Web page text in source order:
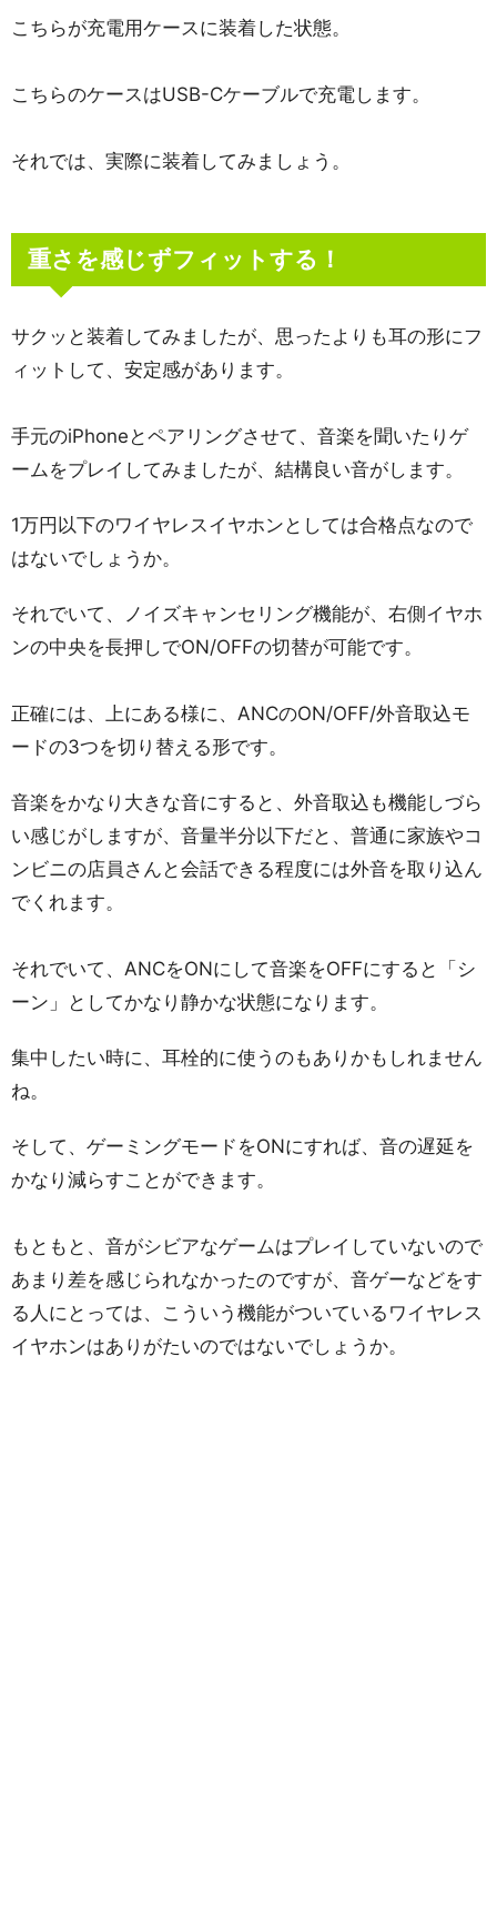
こちらが充電用ケースに装着した状態。
こちらのケースはUSB-Cケーブルで充電します。
それでは、実際に装着してみましょう。
重さを感じずフィットする！
サクッと装着してみましたが、思ったよりも耳の形にフ
ィットして、安定感があります。
手元のiPhoneとペアリングさせて、音楽を聞いたりゲ
ームをプレイしてみましたが、結構良い音がします。
1万円以下のワイヤレスイヤホンとしては合格点なので
はないでしょうか。
それでいて、ノイズキャンセリング機能が、右側イヤホ
ンの中央を長押しでON/OFFの切替が可能です。
正確には、上にある様に、ANCのON/OFF/外音取込モ
ードの3つを切り替える形です。
音楽をかなり大きな音にすると、外音取込も機能しづら
い感じがしますが、音量半分以下だと、普通に家族やコ
ンビニの店員さんと会話できる程度には外音を取り込ん
でくれます。
それでいて、ANCをONにして音楽をOFFにすると「シ
ーン」としてかなり静かな状態になります。
集中したい時に、耳栓的に使うのもありかもしれません
ね。
そして、ゲーミングモードをONにすれば、音の遅延を
かなり減らすことができます。
もともと、音がシビアなゲームはプレイしていないので
あまり差を感じられなかったのですが、音ゲーなどをす
る人にとっては、こういう機能がついているワイヤレス
イヤホンはありがたいのではないでしょうか。